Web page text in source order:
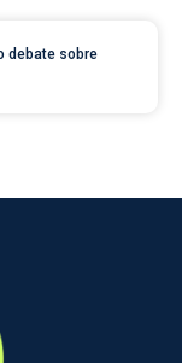
debate sobre